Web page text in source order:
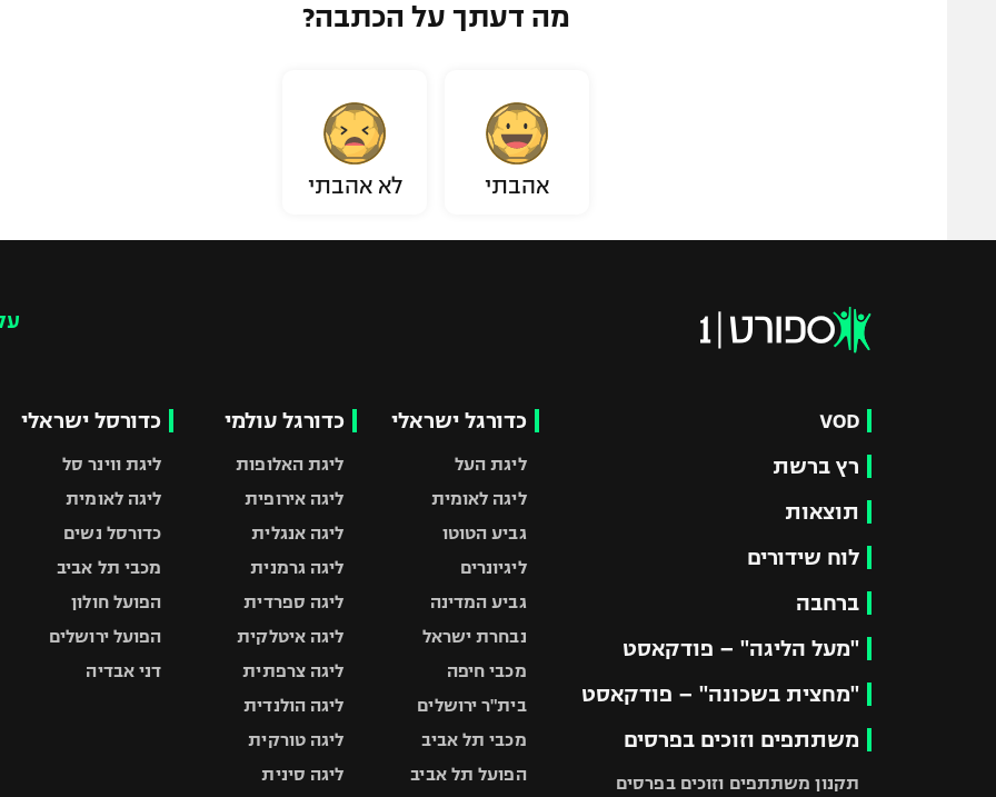
מה דעתך על הכתבה?
אהבתי לא אהבתי
VOD
רץ ברשת
תוצאות
לוח שידורים
ברחבה
"מעל הליגה" – פודקאסט
"מחצית בשכונה" – פודקאסט
משתתפים וזוכים בפרסים
תקנון משתתפים וזוכים בפרסים
כדורגל ישראלי
ליגת העל
ליגה לאומית
גביע הטוטו
ליגיונרים
גביע המדינה
נבחרת ישראל
מכבי חיפה
בית"ר ירושלים
מכבי תל אביב
הפועל תל אביב
כדורגל עולמי
ליגת האלופות
ליגה אירופית
ליגה אנגלית
ליגה גרמנית
ליגה ספרדית
ליגה איטלקית
ליגה צרפתית
ליגה הולנדית
ליגה טורקית
ליגה סינית
כדורסל ישראלי
ליגת ווינר סל
ליגה לאומית
כדורסל נשים
מכבי תל אביב
הפועל חולון
הפועל ירושלים
דני אבדיה